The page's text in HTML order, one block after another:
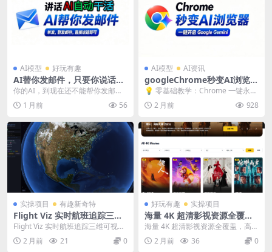
AI模型 好玩有趣
AI替你发邮件，只要你说话，
AI就能自动帮你写邮件，发邮
手，说句话就搞定
你的AI，到现在还不能帮你发邮
件？ 我教你一句话搞定。你看清
楚，我只打一行字。 ...
1 月前 56
AI模型 AI资讯
googleChrome秒变AI浏览
器，Chrome 一键永久开启原
生 Gemini 侧边栏
💡 零基础教学：Chrome 一键永久
开启原生 Gemini 侧边栏 📢 核心
卖...2 月前 928
实操项目 有趣新奇特
Flight Viz 实时航班追踪三维
可视化工具
Flight Viz 实时航班追踪三维可视化
工具 Flight Viz是一款专业...
2 月前 21 0
好玩有趣 实操项目
海量 4K 超清影视资源全覆
盖，高速无损下载，热门大片
海量 4K 超清影视资源全覆盖，高速
无损下载，热门大片剧集一站式获
取站点。 &n...
2 月前 36 0